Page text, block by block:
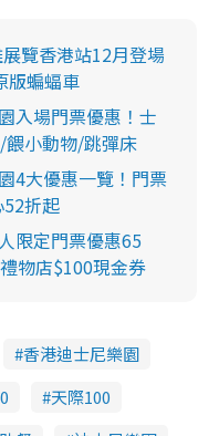
展覽香港站12月登場
版蝙蝠車
入場門票優惠！士
小動物/跳彈床
4大優惠一覽！門票
折起
限定門票優惠65
物店$100現金券
香港迪士尼樂園
天際100